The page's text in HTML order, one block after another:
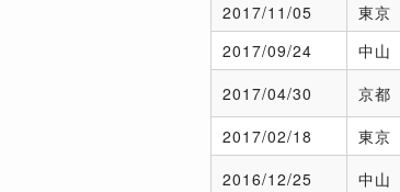
2017/11/05 東京
2017/09/24 中山
2017/04/30 京都
2017/02/18 東京
2016/12/25 中山